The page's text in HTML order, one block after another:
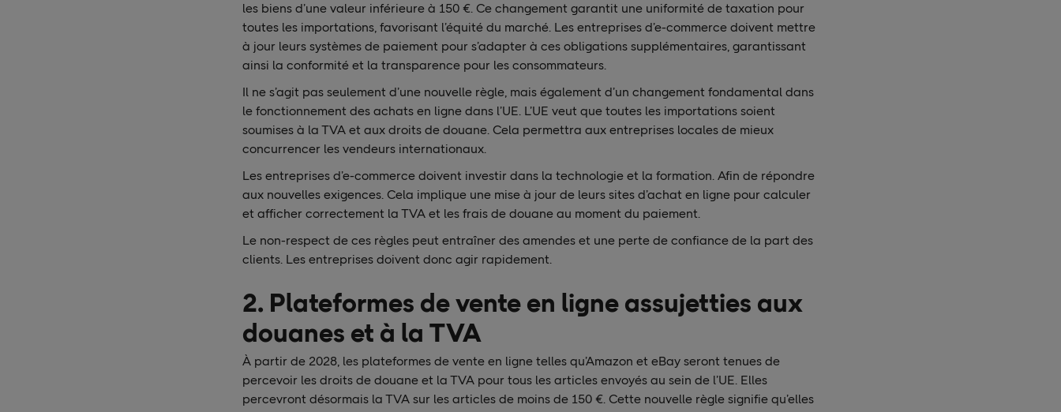
les biens d’une valeur inférieure à 150 €. Ce changement garantit une uniformité de taxation pour
toutes les importations, favorisant l’équité du marché. Les entreprises d’e-commerce doivent mettre
à jour leurs systèmes de paiement pour s’adapter à ces obligations supplémentaires, garantissant
ainsi la conformité et la transparence pour les consommateurs.
Il ne s’agit pas seulement d’une nouvelle règle, mais également d’un changement fondamental dans
le fonctionnement des achats en ligne dans l’UE. L’UE veut que toutes les importations soient
soumises à la TVA et aux droits de douane. Cela permettra aux entreprises locales de mieux
concurrencer les vendeurs internationaux.
Les entreprises d’e-commerce doivent investir dans la technologie et la formation. Afin de répondre
aux nouvelles exigences. Cela implique une mise à jour de leurs sites d’achat en ligne pour calculer
et afficher correctement la TVA et les frais de douane au moment du paiement.
Le non-respect de ces règles peut entraîner des amendes et une perte de confiance de la part des
clients. Les entreprises doivent donc agir rapidement.
2. Plateformes de vente en ligne assujetties aux
douanes et à la TVA
À partir de 2028, les plateformes de vente en ligne telles qu’Amazon et eBay seront tenues de
percevoir les droits de douane et la TVA pour tous les articles envoyés au sein de l’UE. Elles
percevront désormais la TVA sur les articles de moins de 150 €. Cette nouvelle règle signifie qu’elles